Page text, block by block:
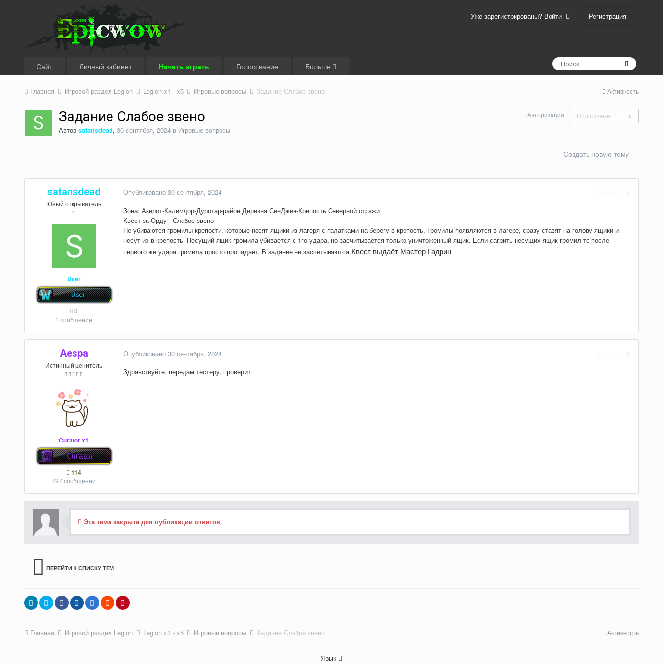
Уже зарегистрированы? Войти Регистрация
Сайт Личный кабинет Начать играть Голосование Больше
Активность
Главная Игровой раздел Legion Legion x1 - x5 Игровые вопросы Задание Слабое звено
Авторизация Подписчики 0
Задание Слабое звено
Автор satansdead, 30 сентября, 2024в Игровые вопросы
Создать новую тему
satansdead
Юный открыватель
User
0
1 сообщение
Опубликовано 30 сентября, 2024
Зона: Азерот-Калимдор-Дуротар-район Деревня СенДжин-Крепость Северной стражи
Квест за Орду - Слабое звено
Не убиваются громилы крепости, которые носят ящики из лагеря с палатками на берегу в крепость. Громилы появляются в лагере, сразу ставят на голову ящики и
несут их в крепость. Несущий ящик громила убивается с 1го удара, но засчитывается только уничтоженный ящик. Если сагрить несущих ящик громил то после
первого же удара громила просто пропадает. В задание не засчитываются.Квест выдаётМастер Гадрин
Aespa
Истинный ценитель
Curator x1
114
797 сообщений
Опубликовано 30 сентября, 2024
Здравствуйте, передам тестеру, проверит
Эта тема закрыта для публикации ответов.
ПЕРЕЙТИ К СПИСКУ ТЕМ
Активность
Главная Игровой раздел Legion Legion x1 - x5 Игровые вопросы Задание Слабое звено
Язык